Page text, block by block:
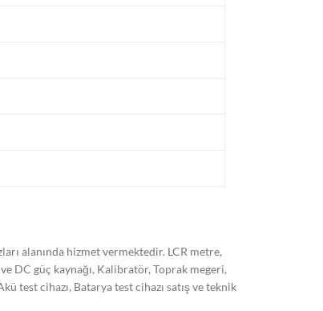
alanında hizmet vermektedir. LCR metre,
DC güç kaynağı, Kalibratör, Toprak megeri,
test cihazı, Batarya test cihazı satış ve teknik